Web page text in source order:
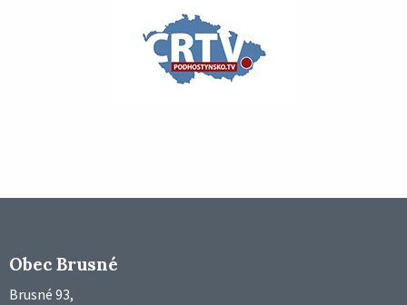
Obec Brusné
Brusné 93,